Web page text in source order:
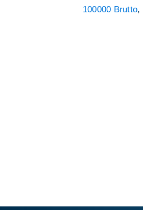
100000 Brutto,